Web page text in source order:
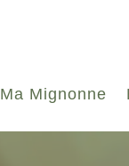
Ma Mignonne